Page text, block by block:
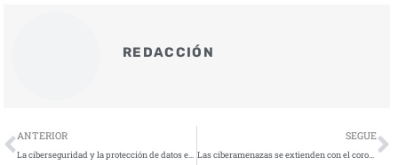
REDACCIÓN
Ant
ANTERIOR
La ciberseguridad y la protección de datos en tiempos de pandemia: desafíos que debemos afrontar
SEGUE
Las ciberamenazas se extienden con el coronavirus